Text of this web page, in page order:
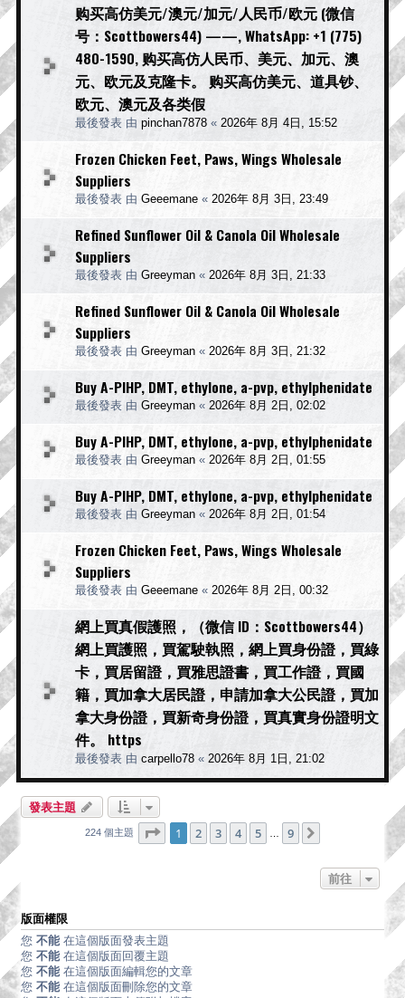
购买高仿美元/澳元/加元/人民币/欧元 (微信
号：Scottbowers44) ——, WhatsApp: +1 (775)
480-1590, 购买高仿人民币、美元、加元、澳
元、欧元及克隆卡。 购买高仿美元、道具钞、
欧元、澳元及各类假
最後發表 由 pinchan7878 « 2026年 8月 4日, 15:52
Frozen Chicken Feet, Paws, Wings Wholesale
Suppliers
最後發表 由 Geeemane « 2026年 8月 3日, 23:49
Refined Sunflower Oil & Canola Oil Wholesale
Suppliers
最後發表 由 Greeyman « 2026年 8月 3日, 21:33
Refined Sunflower Oil & Canola Oil Wholesale
Suppliers
最後發表 由 Greeyman « 2026年 8月 3日, 21:32
Buy A-PIHP, DMT, ethylone, a-pvp, ethylphenidate
最後發表 由 Greeyman « 2026年 8月 2日, 02:02
Buy A-PIHP, DMT, ethylone, a-pvp, ethylphenidate
最後發表 由 Greeyman « 2026年 8月 2日, 01:55
Buy A-PIHP, DMT, ethylone, a-pvp, ethylphenidate
最後發表 由 Greeyman « 2026年 8月 2日, 01:54
Frozen Chicken Feet, Paws, Wings Wholesale
Suppliers
最後發表 由 Geeemane « 2026年 8月 2日, 00:32
網上買真假護照，（微信 ID：Scottbowers44）
網上買護照，買駕駛執照，網上買身份證，買綠
卡，買居留證，買雅思證書，買工作證，買國
籍，買加拿大居民證，申請加拿大公民證，買加
拿大身份證，買新奇身份證，買真實身份證明文
件。 https
最後發表 由 carpello78 « 2026年 8月 1日, 21:02
發表主題
224 個主題 1 頁 (共9 頁)
1 2 3 4 5 9
前往
版面權限
您 不能 在這個版面發表主題
您 不能 在這個版面回覆主題
您 不能 在這個版面編輯您的文章
您 不能 在這個版面刪除您的文章